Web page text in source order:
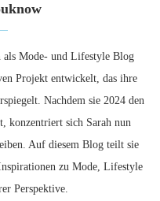
als Mode- und Lifestyle Blog
Projekt entwickelt, das ihre
Nachdem sie 2024 den
konzentriert sich Sarah nun
Auf diesem Blog teilt sie
zu Mode, Lifestyle
Perspektive.